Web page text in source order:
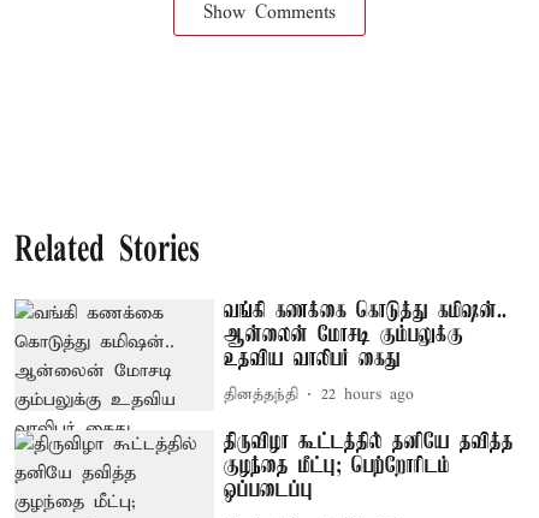
Show Comments
Related Stories
வங்கி கணக்கை கொடுத்து கமிஷன்..
ஆன்லைன் மோசடி கும்பலுக்கு
உதவிய வாலிபர் கைது
தினத்தந்தி 22 hours ago
திருவிழா கூட்டத்தில் தனியே தவித்த
குழந்தை மீட்பு; பெற்றோரிடம்
ஒப்படைப்பு